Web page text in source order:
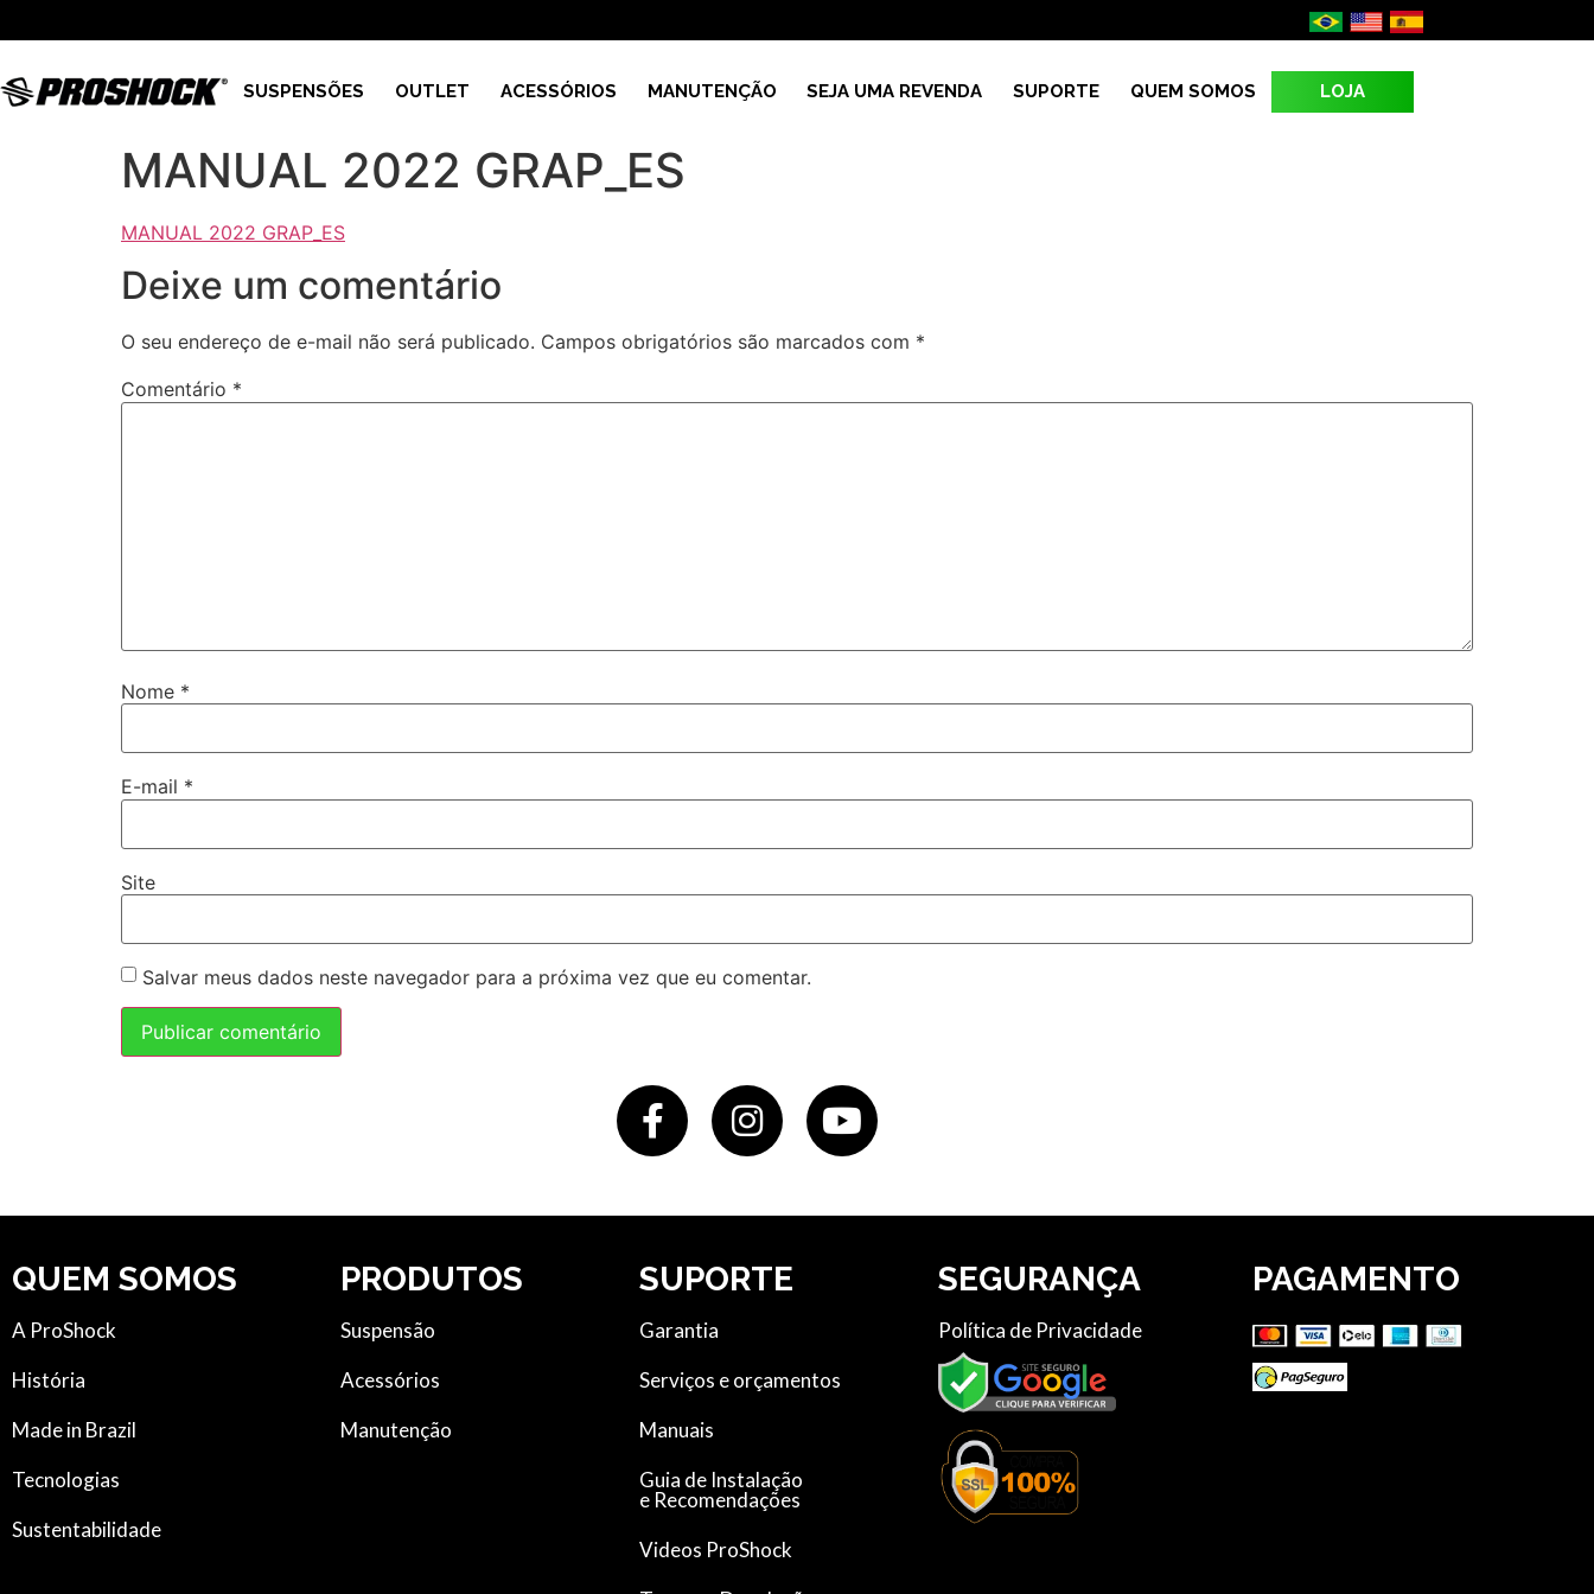
SUSPENSÕES OUTLET ACESSÓRIOS MANUTENÇÃO SEJA UMA REVENDA SUPORTE QUEM SOMOS LOJA
MANUAL 2022 GRAP_ES
MANUAL 2022 GRAP_ES
Deixe um comentário
O seu endereço de e-mail não será publicado. Campos obrigatórios são marcados com *
Comentário *
Nome *
E-mail *
Site
Salvar meus dados neste navegador para a próxima vez que eu comentar.
QUEM SOMOS
A ProShock
História
Made in Brazil
Tecnologias
Sustentabilidade
PRODUTOS
Suspensão
Acessórios
Manutenção
SUPORTE
Garantia
Serviços e orçamentos
Manuais
Guia de Instalação
e Recomendações
Videos ProShock
SEGURANÇA
Política de Privacidade
PAGAMENTO